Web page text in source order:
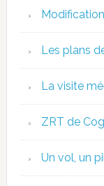
Les plans
La visite
ZRT de
Un vol, un